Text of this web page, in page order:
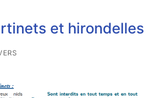
et hirondelles